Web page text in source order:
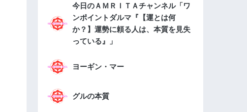
今日のＡＭＲＩＴＡチャンネル「ワ
ンポイントダルマ『【運とは何
か？】運勢に頼る人は、本質を見失
っている』」
ヨーギン・マー
グルの本質